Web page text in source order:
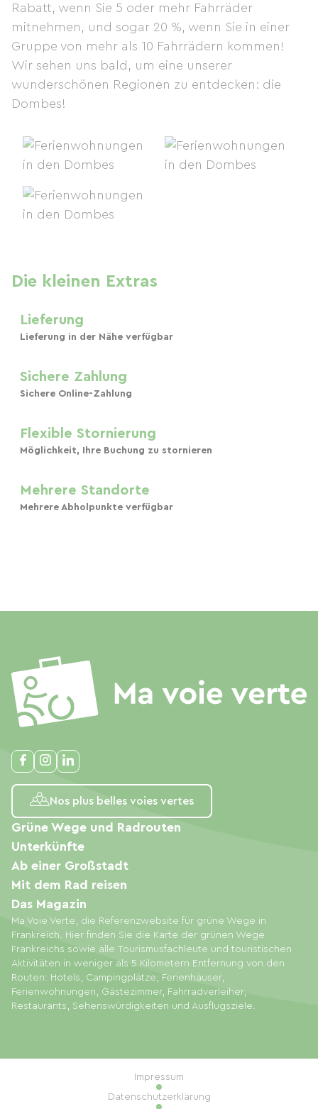
Rabatt, wenn Sie 5 oder mehr Fahrräder
mitnehmen, und sogar 20 %, wenn Sie in einer
Gruppe von mehr als 10 Fahrrädern kommen!
Wir sehen uns bald, um eine unserer
wunderschönen Regionen zu entdecken: die
Dombes!
Die kleinen Extras
Lieferung
Lieferung in der Nähe verfügbar
Sichere Zahlung
Sichere Online-Zahlung
Flexible Stornierung
Möglichkeit, Ihre Buchung zu stornieren
Mehrere Standorte
Mehrere Abholpunkte verfügbar
Nos plus belles voies vertes
Ma Voie Verte, die Referenzwebsite für grüne Wege in
Frankreich. Hier finden Sie die Karte der grünen Wege
Frankreichs sowie alle Tourismusfachleute und touristischen
Aktivitäten in weniger als 5 Kilometern Entfernung von den
Routen: Hotels, Campingplätze, Ferienhäuser,
Ferienwohnungen, Gästezimmer, Fahrradverleiher,
Restaurants, Sehenswürdigkeiten und Ausflugsziele.
Grüne Wege und Radrouten
Unterkünfte
Ab einer Großstadt
Mit dem Rad reisen
Das Magazin
Impressum
Datenschutzerklärung